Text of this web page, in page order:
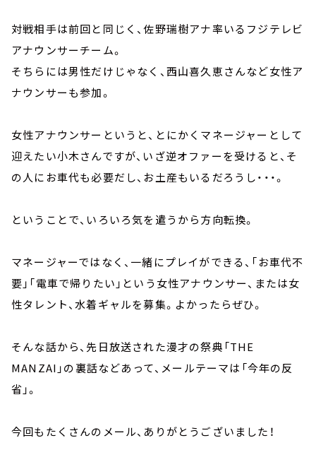
対戦相手は前回と同じく、佐野瑞樹アナ率いるフジテレビ
アナウンサーチーム。
そちらには男性だけじゃなく、西山喜久恵さんなど女性ア
ナウンサーも参加。
女性アナウンサーというと、とにかくマネージャーとして
迎えたい小木さんですが、いざ逆オファーを受けると、そ
の人にお車代も必要だし、お土産もいるだろうし・・・。
ということで、いろいろ気を遣うから方向転換。
マネージャーではなく、一緒にプレイができる、「お車代不
要」「電車で帰りたい」という女性アナウンサー、または女
性タレント、水着ギャルを募集。よかったらぜひ。
そんな話から、先日放送された漫才の祭典「THE
MANZAI」の裏話などあって、メールテーマは「今年の反
省」。
今回もたくさんのメール、ありがとうございました！